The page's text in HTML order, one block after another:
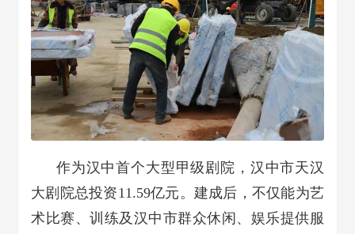
作为汉中首个大型甲级剧院， 汉中市天汉
大剧院总投资11.59亿元。 建成后，不仅能为艺
术比赛、训练及汉中市群众休闲、娱乐提供服